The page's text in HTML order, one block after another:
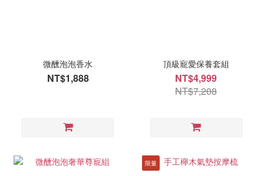
微醺泡泡香水
NT$1,888
頂級寵愛保養套組
NT$4,999
NT$7,208
限量